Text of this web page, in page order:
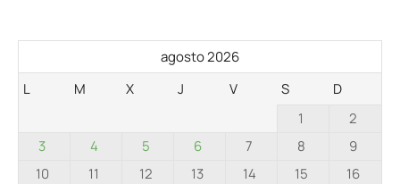
agosto 2026
L
M X J V S
D
1
2
3
4 5 6 7 8
9
10
11 12 13 14 15
16